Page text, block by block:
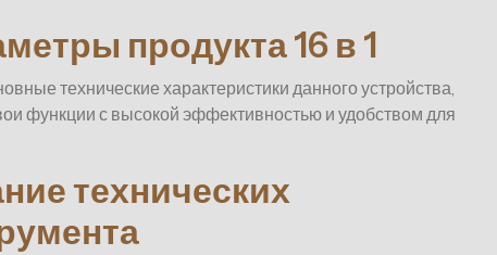
продукта 16 в 1
технические характеристики данного устройства,
функции с высокой эффективностью и удобством для
технических